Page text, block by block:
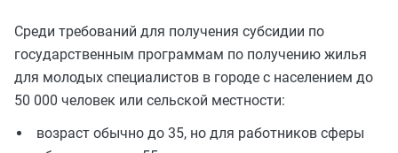
Среди требований для получения субсидии по
государственным программам по получению жилья
для молодых специалистов в городе с населением до
50 000 человек или сельской местности:
возраст обычно до 35, но для работников сферы